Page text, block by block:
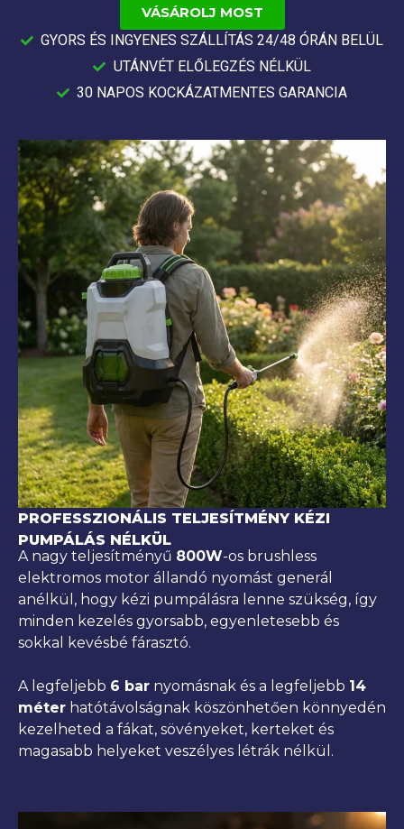
VÁSÁROLJ MOST
GYORS ÉS INGYENES SZÁLLÍTÁS 24/48 ÓRÁN BELÜL
UTÁNVÉT ELŐLEGZÉS NÉLKÜL
30 NAPOS KOCKÁZATMENTES GARANCIA
PROFESSZIONÁLIS TELJESÍTMÉNY KÉZI
PUMPÁLÁS NÉLKÜL
A nagy teljesítményű 800W-os brushless
elektromos motor állandó nyomást generál
anélkül, hogy kézi pumpálásra lenne szükség, így
minden kezelés gyorsabb, egyenletesebb és
sokkal kevésbé fárasztó.
A legfeljebb 6 bar nyomásnak és a legfeljebb 14
méter hatótávolságnak köszönhetően könnyedén
kezelheted a fákat, sövényeket, kerteket és
magasabb helyeket veszélyes létrák nélkül.